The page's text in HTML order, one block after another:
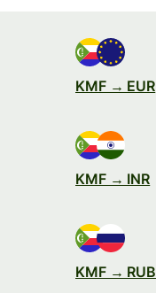
KMF → EUR
KMF → INR
KMF → RUB